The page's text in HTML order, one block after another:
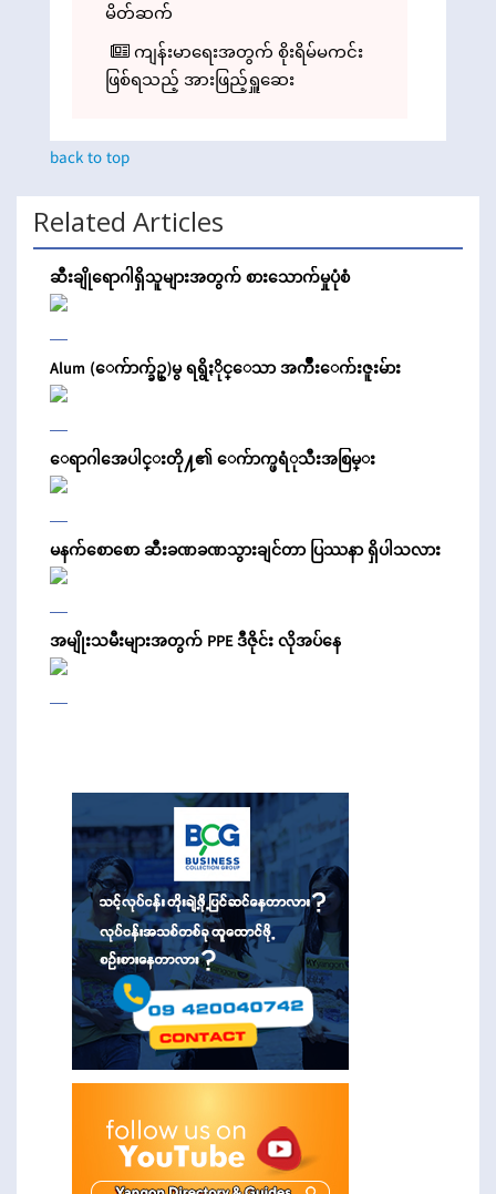
မိတ်ဆက်
ကျန်းမာရေးအတွက် စိုးရိမ်မကင်း
ဖြစ်ရသည့် အားဖြည့်ရှူဆေး
back to top
Related Articles
ဆီးချိုရောဂါရှိသူများအတွက် စားသောက်မှုပုံစံ
Alum (ေက်ာက္ခ်ဥ္)မွ ရရွိႏိုင္ေသာ အက်ိဳးေက်းဇူးမ်ား
ေရာဂါအေပါင္းတို႔၏ ေက်ာက္ဖရံုသီးအစြမ္း
မနက်စောစော ဆီးခဏခဏသွားချင်တာ ပြဿနာ ရှိပါသလား
အမျိုးသမီးများအတွက် PPE ဒီဇိုင်း လိုအပ်နေ